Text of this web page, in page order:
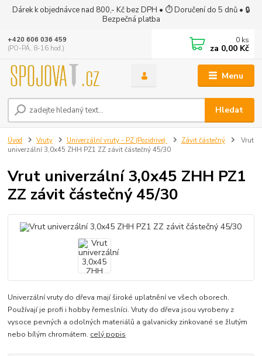
Dárek k objednávce nad 800,- Kč bez DPH • ⏱ Doručení do 5 dnů • 🔒
Bezpečná platba
Menu
Hledat
+420 606 036 459
(PO-PÁ, 8-16 hod.)
0 ks
za 0,00 Kč
Úvod Vruty Univerzální vruty - PZ (Pozidrive) Závit částečný
Vrut
univerzální 3,0x45 ZHH PZ1 ZZ závit částečný 45/30
Vrut univerzální 3,0x45 ZHH PZ1
ZZ závit částečný 45/30
Univerzální vruty do dřeva mají široké uplatnění ve všech oborech.
Používají je profi i hobby řemeslníci. Vruty do dřeva jsou vyrobeny z
vysoce pevných a odolných materiálů a galvanicky zinkované se žlutým
nebo bílým chromátem. celý popis